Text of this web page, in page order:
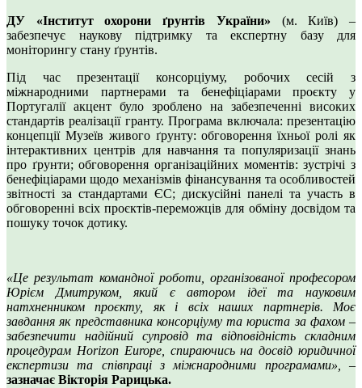
ДУ «Інститут охорони ґрунтів України» (м. Київ) –
забезпечує наукову підтримку та експертну базу для
моніторингу стану ґрунтів.
Під час презентації консорціуму, робочих сесій з
міжнародними партнерами та бенефіціарами проєкту у
Португалії акцент було зроблено на забезпеченні високих
стандартів реалізації гранту. Програма включала: презентацію
концепції Музеїв живого ґрунту: обговорення їхньої ролі як
інтерактивних центрів для навчання та популяризації знань
про ґрунти; обговорення організаційних моментів: зустрічі з
бенефіціарами щодо механізмів фінансування та особливостей
звітності за стандартами ЄС; дискусійні панелі та участь в
обговоренні всіх проєктів-переможців для обміну досвідом та
пошуку точок дотику.
«Це результат командної роботи, організованої професором
Юрієм Дмитруком, який є автором ідеї та науковим
натхненником проєкту, як і всіх наших партнерів. Моє
завдання як представника консорціуму та юриста за фахом –
забезпечити надійний супровід та відповідність складним
процедурам Horizon Europe, спираючись на досвід юридичної
експертизи та співпраці з міжнародними програмами»,
–
зазначає Вікторія Рарицька.